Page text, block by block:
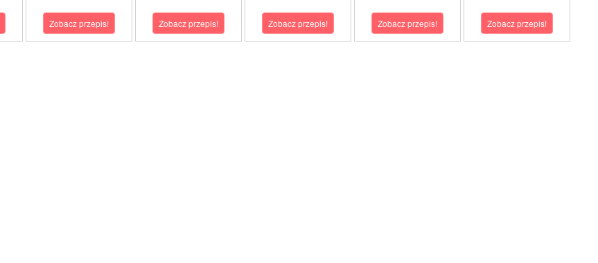
Zobacz przepis! Zobacz przepis! Zobacz przepis! Zobacz przepis! Zobacz przepis!